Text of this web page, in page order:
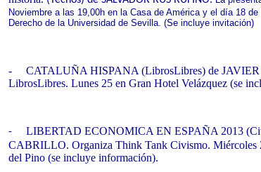
Noviembre a las 19,00h en la Casa de América y el día 18
Derecho de la Universidad de Sevilla. (Se incluye invitación)
-
CATALUÑA HISPANA (LibrosLibres) de
LibrosLibres. Lunes 25 en Gran Hotel Velázquez (se
-
LIBERTAD ECONOMICA EN ESPAÑA 2013
CABRILLO. Organiza Think Tank Civismo. Miércoles
del Pino (se incluye información).